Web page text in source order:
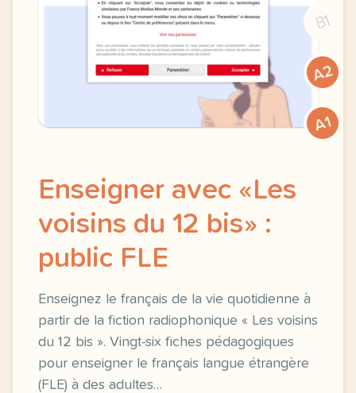
B1
A2
A1
Enseigner avec «Les
voisins du 12 bis» :
public FLE
Enseignez le français de la vie quotidienne à
partir de la fiction radiophonique « Les voisins
du 12 bis ». Vingt-six fiches pédagogiques
pour enseigner le français langue étrangère
(FLE) à des adultes…